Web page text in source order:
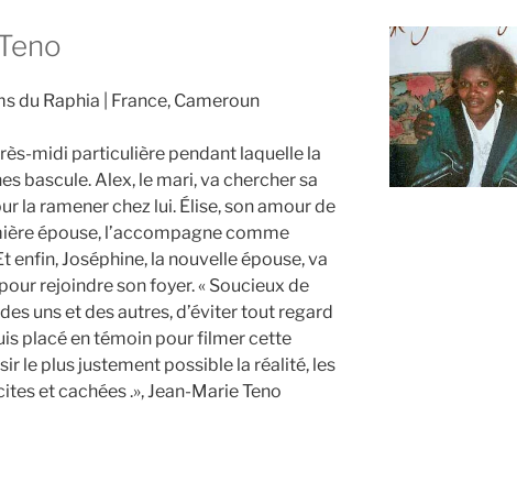
du Raphia France, Cameroun
midi particulière pendant laquelle la
bascule. Alex, le mari, va chercher sa
la ramener chez lui. Élise, son amour de
épouse, l’accompagne comme
enfin, Joséphine, la nouvelle épouse, va
rejoindre son foyer. « Soucieux de
uns et des autres, d’éviter tout regard
placé en témoin pour filmer cette
le plus justement possible la réalité, les
et cachées .», Jean-Marie Teno